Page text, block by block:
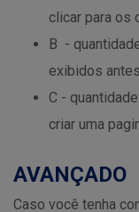
clicar para os
B -
exibidos
C -
criar uma
AVANÇADO
Caso você tenha